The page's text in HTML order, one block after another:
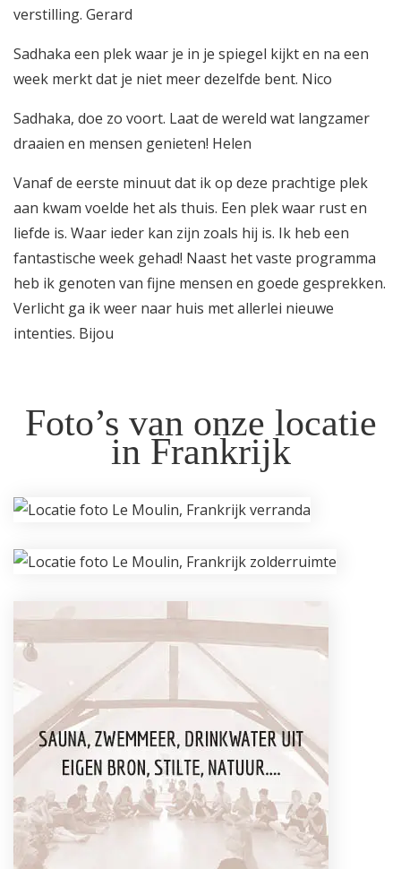
verstilling. Gerard
Sadhaka een plek waar je in je spiegel kijkt en na een
week merkt dat je niet meer dezelfde bent. Nico
Sadhaka, doe zo voort. Laat de wereld wat langzamer
draaien en mensen genieten! Helen
Vanaf de eerste minuut dat ik op deze prachtige plek
aan kwam voelde het als thuis. Een plek waar rust en
liefde is. Waar ieder kan zijn zoals hij is. Ik heb een
fantastische week gehad! Naast het vaste programma
heb ik genoten van fijne mensen en goede gesprekken.
Verlicht ga ik weer naar huis met allerlei nieuwe
intenties. Bijou
Foto’s van onze locatie
in Frankrijk